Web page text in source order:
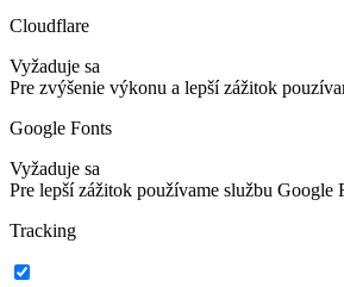
Cloudflare
Vyžaduje sa
Pre zvýšenie výkonu a lepší zážitok
Google Fonts
Vyžaduje sa
Pre lepší zážitok používame službu Google
Tracking